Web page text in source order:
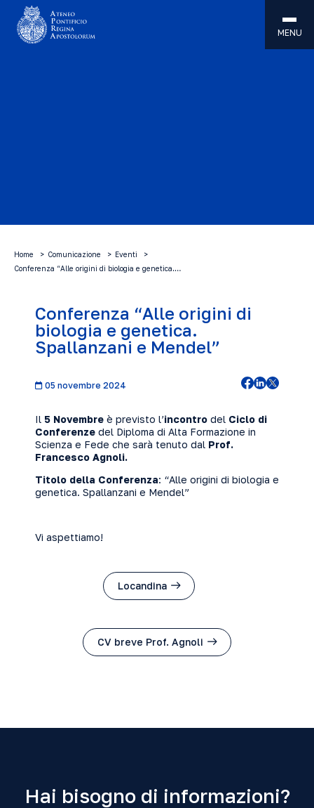
MENU
Home Comunicazione
Eventi
Conferenza “Alle origini di biologia e genetica.…
Conferenza “Alle origini di
biologia e genetica.
Spallanzani e Mendel”
05 novembre 2024
Il 5 Novembre è previsto l’incontro del Ciclo di
Conferenze del Diploma di Alta Formazione in
Scienza e Fede che sarà tenuto dal Prof.
Francesco Agnoli.
Titolo della Conferenza: “Alle origini di biologia e
genetica. Spallanzani e Mendel”
Vi aspettiamo!
Locandina
CV breve Prof. Agnoli
Hai bisogno di informazioni?